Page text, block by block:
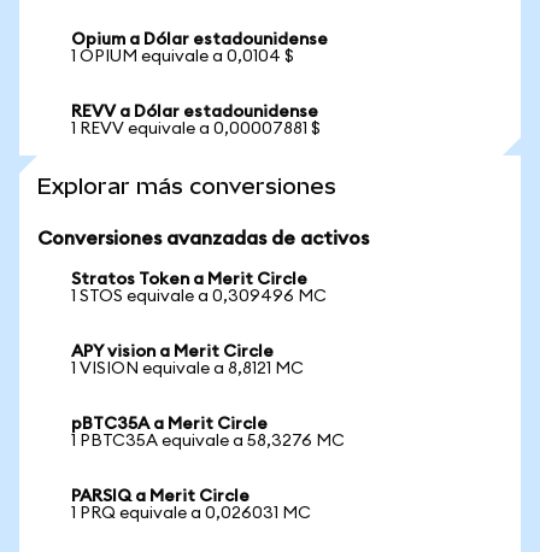
Opium a Dólar estadounidense
1 OPIUM equivale a 0,0104 $
REVV a Dólar estadounidense
1 REVV equivale a 0,00007881 $
Explorar más conversiones
Conversiones avanzadas de activos
Stratos Token a Merit Circle
1 STOS equivale a 0,309496 MC
APY vision a Merit Circle
1 VISION equivale a 8,8121 MC
pBTC35A a Merit Circle
1 PBTC35A equivale a 58,3276 MC
PARSIQ a Merit Circle
1 PRQ equivale a 0,026031 MC